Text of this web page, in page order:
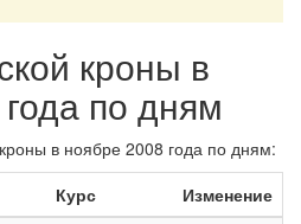
кроны в
по дням
в ноябре 2008 года по дням:
Курс Изменение